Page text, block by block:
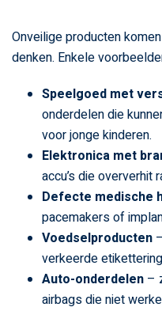
Onveilige producten
denken. Enkele
Speelgoed met
onderdelen die
voor jonge kinderen.
Elektronica met
accu’s die oververhit
Defecte medische
pacemakers of
Voedselproducten
verkeerde
Auto-onderdelen–
airbags die niet